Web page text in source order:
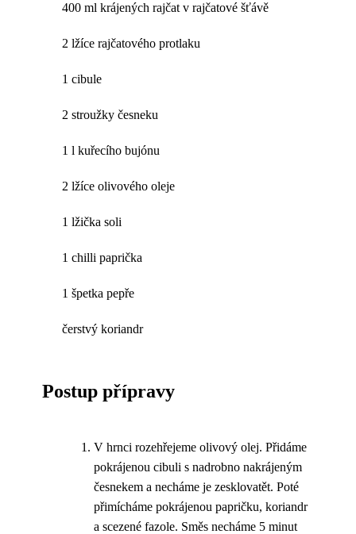
400 ml krájených rajčat v rajčatové šťávě
2 lžíce rajčatového protlaku
1 cibule
2 stroužky česneku
1 l kuřecího bujónu
2 lžíce olivového oleje
1 lžička soli
1 chilli paprička
1 špetka pepře
čerstvý koriandr
Postup přípravy
V hrnci rozehřejeme olivový olej. Přidáme
pokrájenou cibuli s nadrobno nakrájeným
česnekem a necháme je zesklovatět. Poté
přimícháme pokrájenou papričku, koriandr
a scezené fazole. Směs necháme 5 minut